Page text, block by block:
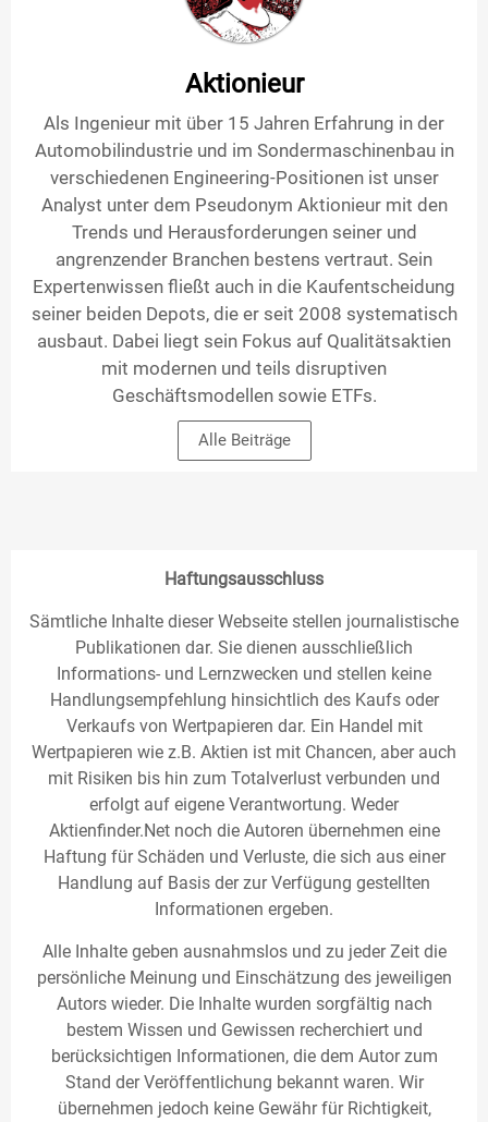
Aktionieur
Als Ingenieur mit über 15 Jahren Erfahrung in der
Automobilindustrie und im Sondermaschinenbau in
verschiedenen Engineering-Positionen ist unser
Analyst unter dem Pseudonym Aktionieur mit den
Trends und Herausforderungen seiner und
angrenzender Branchen bestens vertraut. Sein
Expertenwissen fließt auch in die Kaufentscheidung
seiner beiden Depots, die er seit 2008 systematisch
ausbaut. Dabei liegt sein Fokus auf Qualitätsaktien
mit modernen und teils disruptiven
Geschäftsmodellen sowie ETFs.
Alle Beiträge
Haftungsausschluss
Sämtliche Inhalte dieser Webseite stellen journalistische
Publikationen dar. Sie dienen ausschließlich
Informations- und Lernzwecken und stellen keine
Handlungsempfehlung hinsichtlich des Kaufs oder
Verkaufs von Wertpapieren dar. Ein Handel mit
Wertpapieren wie z.B. Aktien ist mit Chancen, aber auch
mit Risiken bis hin zum Totalverlust verbunden und
erfolgt auf eigene Verantwortung. Weder
Aktienfinder.Net noch die Autoren übernehmen eine
Haftung für Schäden und Verluste, die sich aus einer
Handlung auf Basis der zur Verfügung gestellten
Informationen ergeben.
Alle Inhalte geben ausnahmslos und zu jeder Zeit die
persönliche Meinung und Einschätzung des jeweiligen
Autors wieder. Die Inhalte wurden sorgfältig nach
bestem Wissen und Gewissen recherchiert und
berücksichtigen Informationen, die dem Autor zum
Stand der Veröffentlichung bekannt waren. Wir
übernehmen jedoch keine Gewähr für Richtigkeit,